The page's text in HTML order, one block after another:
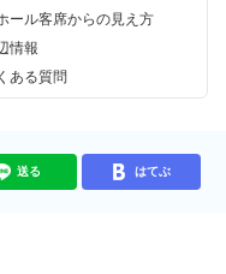
ール客席からの見え方
情報
ある質問
送る はてぶ